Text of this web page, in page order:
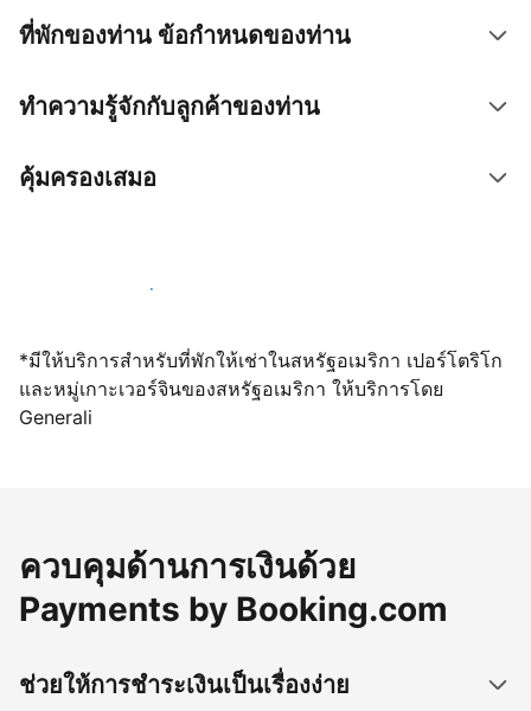
ที่พักของท่าน ข้อกำหนดของท่าน
ทำความรู้จักกับลูกค้าของท่าน
คุ้มครองเสมอ
เปิดให้จองผ่านเราตั้งแต่วันนี้
*มีให้บริการสำหรับที่พักให้เช่าในสหรัฐอเมริกา เปอร์โตริโก
และหมู่เกาะเวอร์จินของสหรัฐอเมริกา ให้บริการโดย
Generali
ควบคุมด้านการเงินด้วย
Payments by Booking.com
ช่วยให้การชำระเงินเป็นเรื่องง่าย